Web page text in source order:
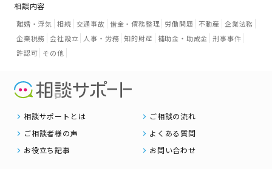
相談内容
離婚・浮気 相続 交通事故 借金・債務整理 労働問題 不動産 企業法務
企業税務 会社設立 人事・労務 知的財産 補助金・助成金 刑事事件
許認可 その他
相談サポートとは
ご相談の流れ
ご相談者様の声
よくある質問
お役立ち記事
お問い合わせ